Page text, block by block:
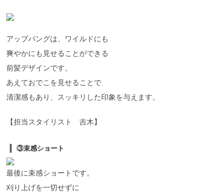
アップバングは、ワイルドにも
爽やかにも見せることができる
前髪デザインです。
あえておでこを見せることで
清潔感もあり、スッキリした印象を与えます。
【担当スタイリスト 吉木】
③束感ショート
最後に束感ショートです。
刈り上げを一切せずに